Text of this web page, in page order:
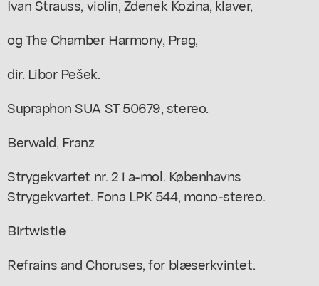
Ivan Strauss, violin, Zdenek Kozina, klaver,
og The Chamber Harmony, Prag,
dir. Libor Pešek.
Supraphon SUA ST 50679, stereo.
Berwald, Franz
Strygekvartet nr. 2 i a-mol. Københavns
Strygekvartet. Fona LPK 544, mono-stereo.
Birtwistle
Refrains and Choruses, for blæserkvintet.